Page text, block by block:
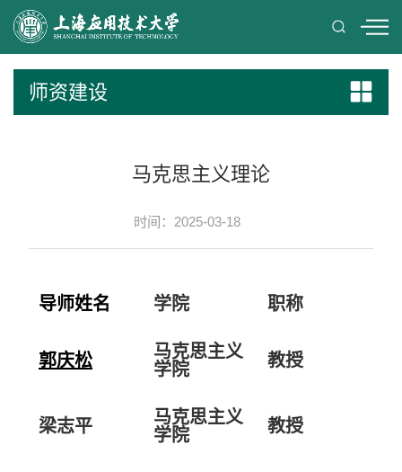
师资建设
马克思主义理论
时间：2025-03-18
导师姓名 学院 职称
郭庆松
马克思主义
学院
教授
梁志平
马克思主义
学院
教授